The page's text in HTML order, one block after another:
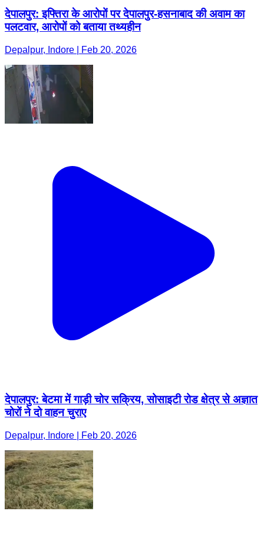
देपालपुर: इफ्तिरा के आरोपों पर देपालपुर-हसनाबाद की अवाम का
पलटवार, आरोपों को बताया तथ्यहीन
Depalpur, Indore | Feb 20, 2026
देपालपुर: बेटमा में गाड़ी चोर सक्रिय, सोसाइटी रोड क्षेत्र से अज्ञात
चोरों ने दो वाहन चुराए
Depalpur, Indore | Feb 20, 2026